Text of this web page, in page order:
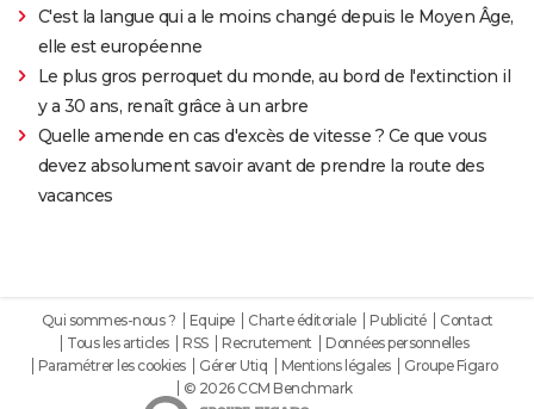
C'est la langue qui a le moins changé depuis le Moyen Âge,
elle est européenne
Le plus gros perroquet du monde, au bord de l'extinction il
y a 30 ans, renaît grâce à un arbre
Quelle amende en cas d'excès de vitesse ? Ce que vous
devez absolument savoir avant de prendre la route des
vacances
Qui sommes-nous ? Equipe Charte éditoriale Publicité
Contact
Tous les articles
RSS Recrutement
Données personnelles
Paramétrer les cookies
Gérer Utiq Mentions légales
Groupe Figaro
© 2026 CCM Benchmark